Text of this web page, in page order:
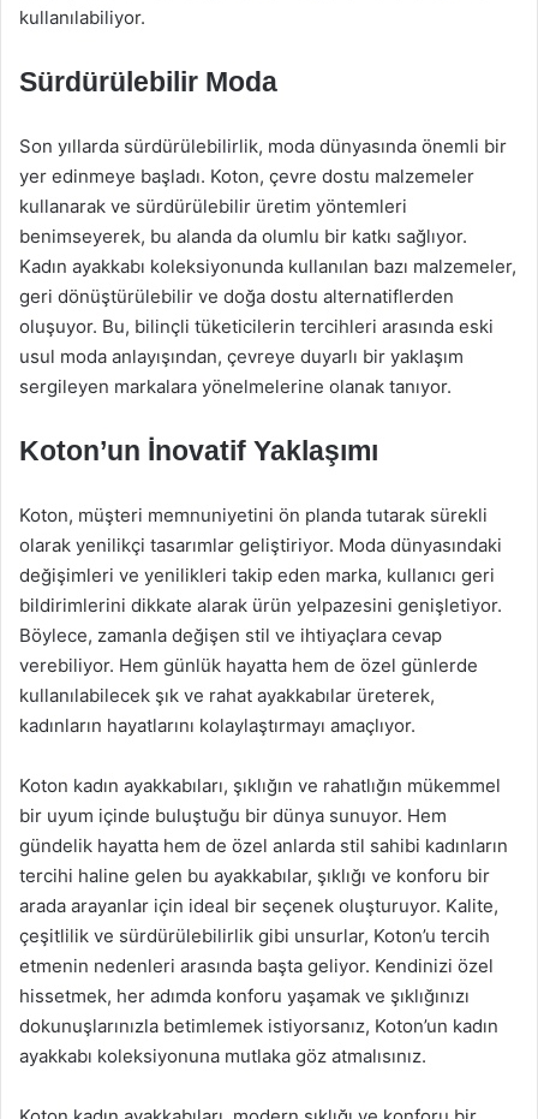
kullanılabiliyor.
Sürdürülebilir Moda
Son yıllarda sürdürülebilirlik, moda dünyasında önemli bir
yer edinmeye başladı. Koton, çevre dostu malzemeler
kullanarak ve sürdürülebilir üretim yöntemleri
benimseyerek, bu alanda da olumlu bir katkı sağlıyor.
Kadın ayakkabı koleksiyonunda kullanılan bazı malzemeler,
geri dönüştürülebilir ve doğa dostu alternatiflerden
oluşuyor. Bu, bilinçli tüketicilerin tercihleri arasında eski
usul moda anlayışından, çevreye duyarlı bir yaklaşım
sergileyen markalara yönelmelerine olanak tanıyor.
Koton’un İnovatif Yaklaşımı
Koton, müşteri memnuniyetini ön planda tutarak sürekli
olarak yenilikçi tasarımlar geliştiriyor. Moda dünyasındaki
değişimleri ve yenilikleri takip eden marka, kullanıcı geri
bildirimlerini dikkate alarak ürün yelpazesini genişletiyor.
Böylece, zamanla değişen stil ve ihtiyaçlara cevap
verebiliyor. Hem günlük hayatta hem de özel günlerde
kullanılabilecek şık ve rahat ayakkabılar üreterek,
kadınların hayatlarını kolaylaştırmayı amaçlıyor.
Koton kadın ayakkabıları, şıklığın ve rahatlığın mükemmel
bir uyum içinde buluştuğu bir dünya sunuyor. Hem
gündelik hayatta hem de özel anlarda stil sahibi kadınların
tercihi haline gelen bu ayakkabılar, şıklığı ve konforu bir
arada arayanlar için ideal bir seçenek oluşturuyor. Kalite,
çeşitlilik ve sürdürülebilirlik gibi unsurlar, Koton’u tercih
etmenin nedenleri arasında başta geliyor. Kendinizi özel
hissetmek, her adımda konforu yaşamak ve şıklığınızı
dokunuşlarınızla betimlemek istiyorsanız, Koton’un kadın
ayakkabı koleksiyonuna mutlaka göz atmalısınız.